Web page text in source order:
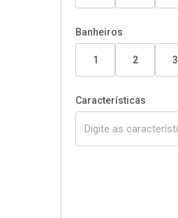
Banheiros
1 2 3
Características